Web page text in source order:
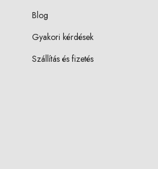
Blog
Gyakori kérdések
Szállítás és fizetés